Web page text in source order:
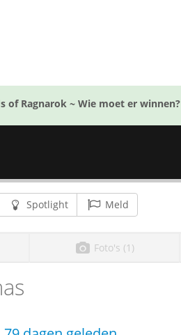
of Ragnarok ~ Wie moet er winnen?
Spotlight Meld
Foto's (1)